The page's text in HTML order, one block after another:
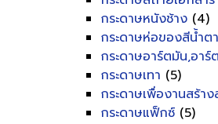
กระดาษหนังช้าง (4)
กระดาษห่อของสีน้ำต
กระดาษอาร์ตมัน,อาร์
กระดาษเทา (5)
กระดาษเพื่องานสร้าง
กระดาษแฟ็กซ์ (5)